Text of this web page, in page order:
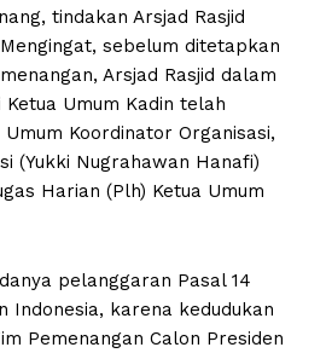
tindakan Arsjad Rasjid
sebelum ditetapkan
Arsjad Rasjid dalam
Umum Kadin telah
Umum Koordinator Organisasi,
(Yukki Nugrahawan Hanafi)
Harian (Plh) Ketua Umum
pelanggaran Pasal 14
Indonesia, karena kedudukan
Pemenangan Calon Presiden